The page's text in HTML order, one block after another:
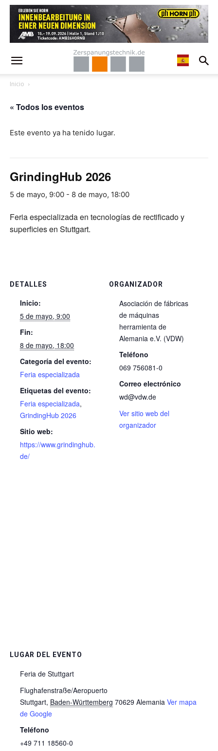
Inicio
« Todos los eventos
Este evento ya ha tenido lugar.
GrindingHub 2026
5 de mayo, 9:00 - 8 de mayo, 18:00
Feria especializada en tecnologías de rectificado y
superficies en Stuttgart.
DETALLES
Inicio:
5 de mayo, 9:00
Fin:
8 de mayo, 18:00
Categoría del evento:
Feria especializada
Etiquetas del evento:
Feria especializada,
GrindingHub 2026
Sitio web:
https://www.grindinghub.
de/
ORGANIZADOR
Asociación de fábricas
de máquinas
herramienta de
Alemania e.V. (VDW)
Teléfono
069 756081-0
Correo electrónico
wd@vdw.de
Ver sitio web del
organizador
LUGAR DEL EVENTO
Feria de Stuttgart
Flughafenstraße/Aeropuerto
Stuttgart, Baden-Württemberg 70629 Alemania Ver mapa
de Google
Teléfono
+49 711 18560-0